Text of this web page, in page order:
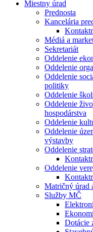
Miestny úrad
Prednosta
Kancelária
Médiá a
Sekretariát
Oddelenie
Oddelenie
Oddelenie
politiky
Oddelenie
Oddelenie
hospodárstva
Oddelenie
Oddelenie
výstavby
Oddelenie
Oddelenie
Matričný úrad
Služby MČ
Dotácie